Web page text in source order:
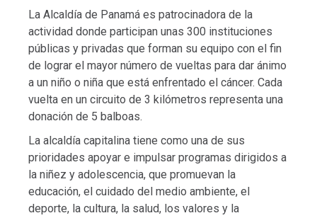
La Alcaldía de Panamá es patrocinadora de la
actividad donde participan unas 300 instituciones
públicas y privadas que forman su equipo con el fin
de lograr el mayor número de vueltas para dar ánimo
a un niño o niña que está enfrentado el cáncer. Cada
vuelta en un circuito de 3 kilómetros representa una
donación de 5 balboas.
La alcaldía capitalina tiene como una de sus
prioridades apoyar e impulsar programas dirigidos a
la niñez y adolescencia, que promuevan la
educación, el cuidado del medio ambiente, el
deporte, la cultura, la salud, los valores y la